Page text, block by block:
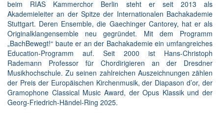
beim RIAS Kammerchor Berlin steht er seit 2013 als
Akademieleiter an der Spitze der Internationalen Bachakademie
Stuttgart. Deren Ensemble, die Gaechinger Cantorey, hat er als
Originalklangensemble neu gegründet. Mit dem Programm
„BachBewegt!“ baute er an der Bachakademie ein umfangreiches
Education-Programm auf. Seit 2000 ist Hans-Christoph
Rademann Professor für Chordirigieren an der Dresdner
Musikhochschule. Zu seinen zahlreichen Auszeichnungen zählen
der Preis der Europäischen Kirchenmusik, der Diapason d’or, der
Gramophone Classical Music Award, der Opus Klassik und der
Georg-Friedrich-Händel-Ring 2025.